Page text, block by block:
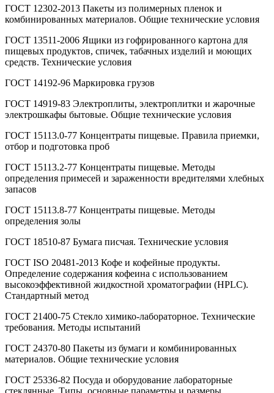
ГОСТ 12302-2013 Пакеты из полимерных пленок и
комбинированных материалов. Общие технические условия
ГОСТ 13511-2006 Ящики из гофрированного картона для
пищевых продуктов, спичек, табачных изделий и моющих
средств. Технические условия
ГОСТ 14192-96 Маркировка грузов
ГОСТ 14919-83 Электроплиты, электроплитки и жарочные
электрошкафы бытовые. Общие технические условия
ГОСТ 15113.0-77 Концентраты пищевые. Правила приемки,
отбор и подготовка проб
ГОСТ 15113.2-77 Концентраты пищевые. Методы
определения примесей и зараженности вредителями хлебных
запасов
ГОСТ 15113.8-77 Концентраты пищевые. Методы
определения золы
ГОСТ 18510-87 Бумага писчая. Технические условия
ГОСТ ISO 20481-2013 Кофе и кофейные продукты.
Определение содержания кофеина с использованием
высокоэффективной жидкостной хроматографии (HPLC).
Стандартный метод
ГОСТ 21400-75 Стекло химико-лабораторное. Технические
требования. Методы испытаний
ГОСТ 24370-80 Пакеты из бумаги и комбинированных
материалов. Общие технические условия
ГОСТ 25336-82 Посуда и оборудование лабораторные
стеклянные. Типы, основные параметры и размеры